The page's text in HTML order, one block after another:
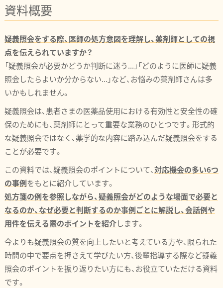
資料概要
疑義照会をする際、医師の処方意図を理解し、薬剤師としての視
点を伝えられていますか？
「疑義照会が必要かどうか判断に迷う...」「どのように医師に疑義
照会したらよいか分からない...」など、お悩みの薬剤師さんは多
いかもしれません。
疑義照会は、患者さまの医薬品使用における有効性と安全性の確
保のためにも、薬剤師にとって重要な業務のひとつです。形式的
な疑義照会ではなく、薬学的な内容に踏み込んだ疑義照会をする
ことが必要です。
この資料では、疑義照会のポイントについて、対応機会の多い6つ
の事例をもとに紹介しています。
処方箋の例を参照しながら、疑義照会がどのような場面で必要と
なるのか、なぜ必要と判断するのか事例ごとに解説し、会話例や
用件を伝える際のポイントを紹介します。
今よりも疑義照会の質を向上したいと考えている方や、限られた
時間の中で要点を押さえて学びたい方、後輩指導する際など疑義
照会のポイントを振り返りたい方にも、お役立ていただける資料
です。